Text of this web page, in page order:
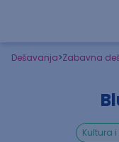
Dešavanja>Zabavna
kultura